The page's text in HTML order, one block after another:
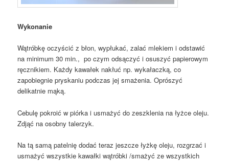
Wykonanie
Wątróbkę oczyścić z błon, wypłukać, zalać mlekiem i odstawić
na minimum 30 min., po czym odsączyć i osuszyć papierowym
ręcznikiem. Każdy kawałek nakłuć np. wykałaczką, co
zapobiegnie pryskaniu podczas jej smażenia. Oprószyć
delikatnie mąką.
Cebulę pokroić w piórka i usmażyć do zeszklenia na łyżce oleju.
Zdjąć na osobny talerzyk.
Na tą samą patelnię dodać teraz jeszcze łyżkę oleju, rozgrzać i
usmażyć wszystkie kawałki wątróbki /smażyć ze wszystkich